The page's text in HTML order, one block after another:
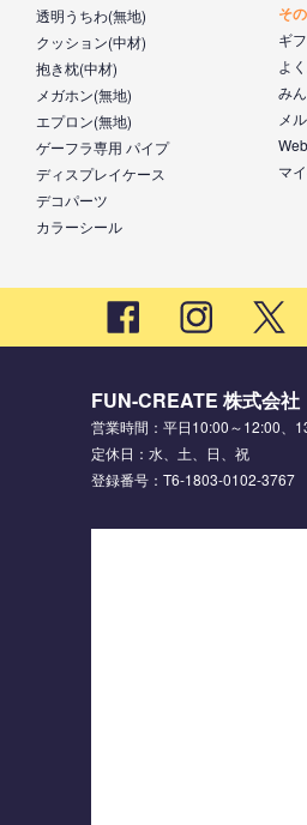
透明うちわ(無地)
クッション(中材)
抱き枕(中材)
メガホン(無地)
エプロン(無地)
ゲーフラ専用 パイプ
ディスプレイケース
デコパーツ
カラーシール
そ
ギ
よ
み
メ
マ
FUN-CREATE 株式会社
営業時間：平日10:00～12:00、
定休日：水、土、日、祝
登録番号：T6-1803-0102-3767